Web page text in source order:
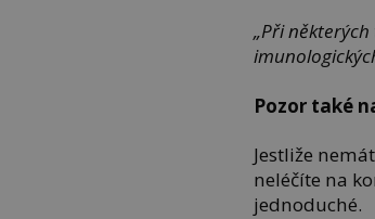
„Při
Pozor také
Jestliže
neléčíte na
jednoduché.